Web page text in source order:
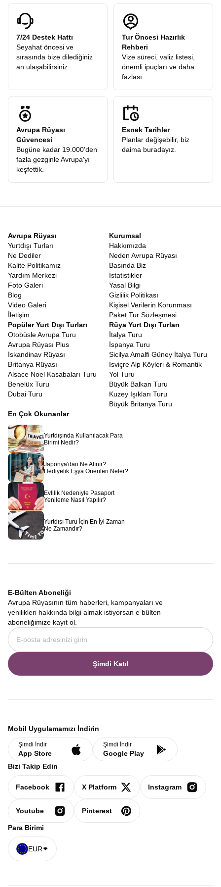
7/24 Destek Hattı
Seyahat öncesi ve
sırasında bize dilediğiniz
an ulaşabilirsiniz.
Tur Öncesi Hazırlık
Rehberi
Vize süreci, valiz listesi,
önemli ipuçları ve daha
fazlası.
Avrupa Rüyası
Güvencesi
Bugüne kadar 19.000'den
fazla gezginle Avrupa'yı
keşfettik.
Esnek Tarihler
Planlar değişebilir, biz
daima buradayız.
Avrupa Rüyası
Yurtdışı Turları
Ne Dediler
Kalite Politikamız
Yardım Merkezi
Foto Galeri
Blog
Video Galeri
İletişim
Kurumsal
Hakkımızda
Neden Avrupa Rüyası
Basında Biz
İstatistikler
Yasal Bilgi
Gizlilik Politikası
Kişisel Verilerin Korunması
Paket Tur Sözleşmesi
Popüler Yurt Dışı Turları
Otobüsle Avrupa Turu
Avrupa Rüyası Plus
İskandinav Rüyası
Britanya Rüyası
Alsace Noel Kasabaları Turu
Benelüx Turu
Dubai Turu
Rüya Yurt Dışı Turları
İtalya Turu
İspanya Turu
Sicilya Amalfi Güney İtalya Turu
İsviçre Alp Köyleri & Romantik
Yol Turu
Büyük Balkan Turu
Kuzey Işıkları Turu
Büyük Britanya Turu
En Çok Okunanlar
Yurtdışında Kullanılacak Para
Birimi Nedir?
Japonya'dan Ne Alınır?
Hediyelik Eşya Önerileri Neler?
Evlilik Nedeniyle Pasaport
Yenileme Nasıl Yapılır?
Yurtdışı Turu İçin En İyi Zaman
Ne Zamandır?
E-Bülten Aboneliği
Avrupa Rüyasının tüm haberleri, kampanyaları ve
yenilikleri hakkında bilgi almak istiyorsan e bülten
aboneliğimize kayıt ol.
Şimdi Katıl
Mobil Uygulamamızı İndirin
Şimdi İndir
App Store
Şimdi İndir
Google Play
Bizi Takip Edin
Facebook X Platform Instagram
Youtube Pinterest
Para Birimi
EUR